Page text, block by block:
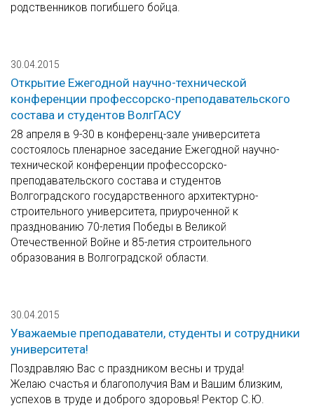
родственников погибшего бойца.
30.04.2015
Открытие Ежегодной научно-технической
конференции профессорско-преподавательского
состава и студентов ВолгГАСУ
28 апреля в 9-30 в конференц-зале университета
состоялось пленарное заседание Ежегодной научно-
технической конференции профессорско-
преподавательского состава и студентов
Волгоградского государственного архитектурно-
строительного университета, приуроченной к
празднованию 70-летия Победы в Великой
Отечественной Войне и 85-летия строительного
образования в Волгоградской области.
30.04.2015
Уважаемые преподаватели, студенты и сотрудники
университета!
Поздравляю Вас с праздником весны и труда!
Желаю счастья и благополучия Вам и Вашим близким,
успехов в труде и доброго здоровья! Ректор С.Ю.